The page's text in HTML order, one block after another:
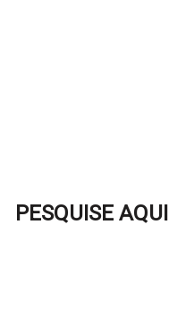
PESQUISE AQUI